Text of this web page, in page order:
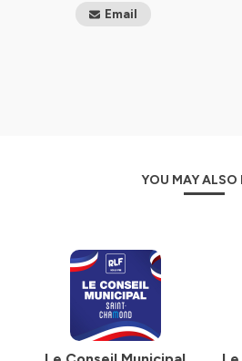
Email
YOU MAY ALSO